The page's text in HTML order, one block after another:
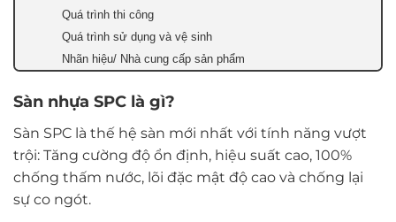
Quá trình thi công
Quá trình sử dụng và vệ sinh
Nhãn hiệu/ Nhà cung cấp sản phẩm
Sàn nhựa SPC là gì?
Sàn SPC là thế hệ sàn mới nhất với tính năng vượt
trội: Tăng cường độ ổn định, hiệu suất cao, 100%
chống thấm nước, lõi đặc mật độ cao và chống lại
sự co ngót.